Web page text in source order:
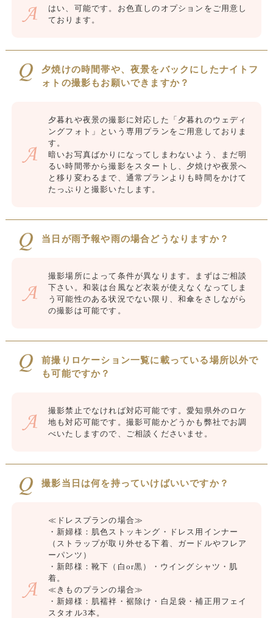
はい、可能です。お色直しのオプションをご用意し
ております。
夕焼けの時間帯や、夜景をバックにしたナイトフ
ォトの撮影もお願いできますか？
夕暮れや夜景の撮影に対応した「夕暮れのウェディ
ングフォト」という専用プランをご用意しておりま
す。
暗いお写真ばかりになってしまわないよう、まだ明
るい時間帯から撮影をスタートし、夕焼けや夜景へ
と移り変わるまで、通常プランよりも時間をかけて
たっぷりと撮影いたします。
当日が雨予報や雨の場合どうなりますか？
撮影場所によって条件が異なります。まずはご相談
下さい。和装は台風など衣装が使えなくなってしま
う可能性のある状況でない限り、和傘をさしながら
の撮影は可能です。
前撮りロケーション一覧に載っている場所以外で
も可能ですか？
撮影禁止でなければ対応可能です。愛知県外のロケ
地も対応可能です。撮影可能かどうかも弊社でお調
べいたしますので、ご相談くださいませ。
撮影当日は何を持っていけばいいですか？
≪ドレスプランの場合≫
・新婦様：肌色ストッキング・ドレス用インナー
（ストラップが取り外せる下着、ガードルやフレア
ーパンツ）
・新郎様：靴下（白or黒）・ウイングシャツ・肌
着。
≪きものプランの場合≫
・新婦様：肌襦袢・裾除け・白足袋・補正用フェイ
スタオル3本。